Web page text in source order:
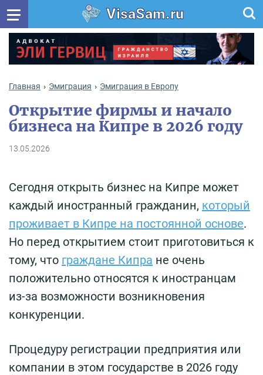
VisaSam.ru
Главная Эмиграция Эмиграция в Европу
Открытие фирмы и начало
бизнеса на Кипре в 2026 году
13.05.2026
Сегодня открыть бизнес на Кипре может
каждый иностранный гражданин, который
проживает в Кипре на постоянной основе.
Но перед открытием стоит приготовиться к
тому, что граждане Кипра не очень
положительно относятся к иностранцам
из-за возможности возникновения
конкуренции.
Процедуру регистрации предприятия или
компании в этом государстве в 2026 году